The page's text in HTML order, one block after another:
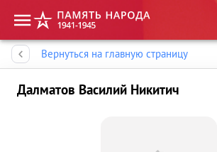
Вернуться на главную страницу
Далматов Василий Никитич
Память народа